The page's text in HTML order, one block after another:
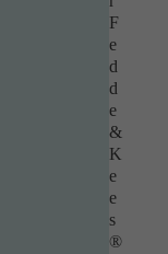
F
e
d
d
e
&
K
e
e
s
®